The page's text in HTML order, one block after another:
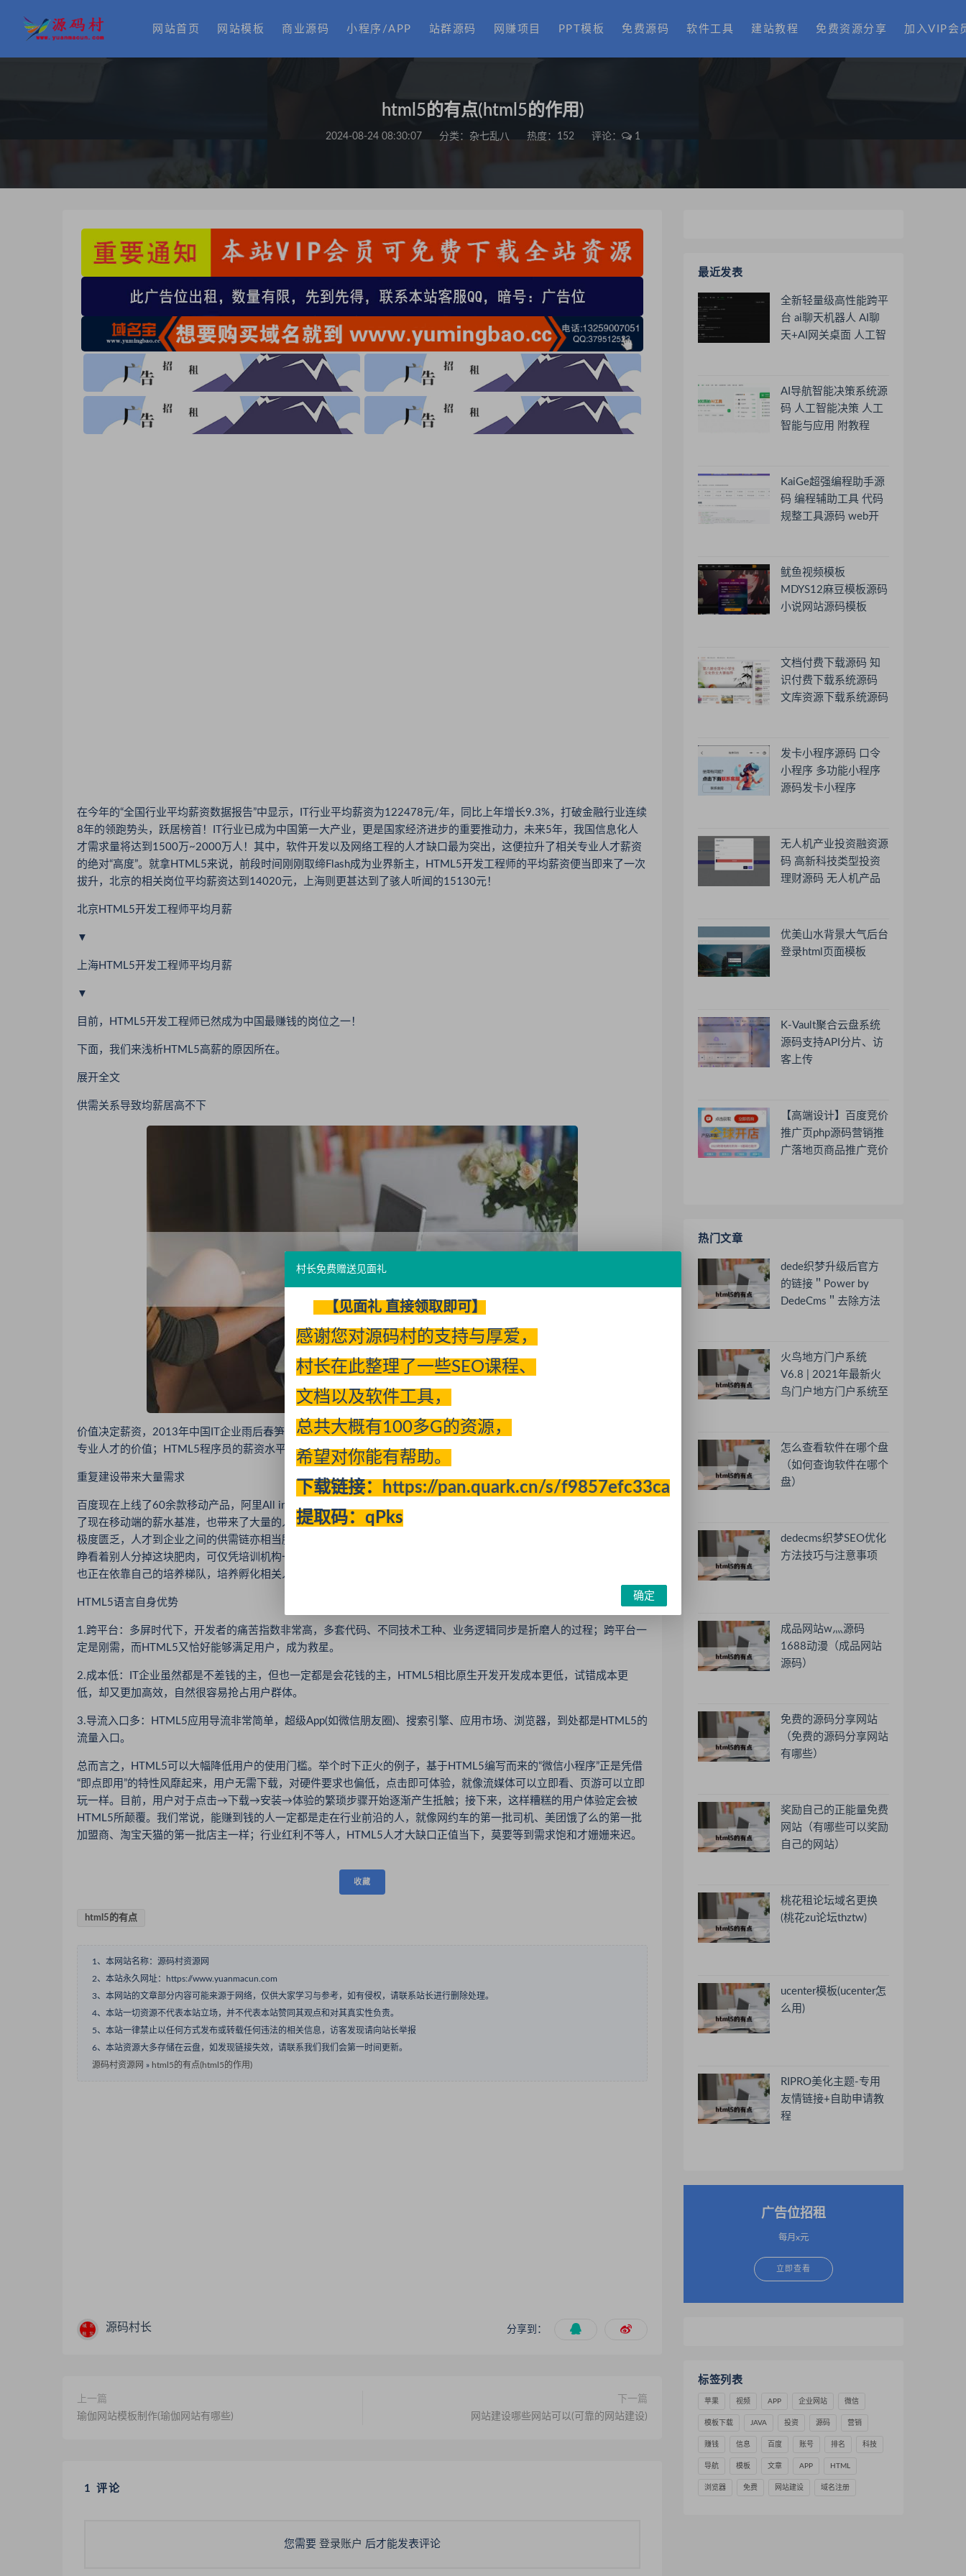
网站首页 网站模板 商业源码 小程序/APP 站群源码 网赚项目 PPT模板 免费源码 软件工具 建站教程 免费资源分享 加入VIP会
html5的有点(html5的作用)
2024-08-24 08:30:07 分类： 杂七乱八 热度：152 评论： 1
在今年的“全国行业平均薪资数据报告”中显示，IT行业平均薪资为122478元/年，同比上年增长9.3%，打破金融行业连续
8年的领跑势头，跃居榜首！IT行业已成为中国第一大产业，更是国家经济进步的重要推动力，未来5年，我国信息化人
才需求量将达到1500万~2000万人！其中，软件开发以及网络工程的人才缺口最为突出，这便拉升了相关专业人才薪资
的绝对“高度”。就拿HTML5来说，前段时间刚刚取缔Flash成为业界新主，HTML5开发工程师的平均薪资便当即来了一次
拔升，北京的相关岗位平均薪资达到14020元，上海则更甚达到了骇人听闻的15130元！
北京HTML5开发工程师平均月薪
▼
上海HTML5开发工程师平均月薪
▼
目前，HTML5开发工程师已然成为中国最赚钱的岗位之一！
下面，我们来浅析HTML5高薪的原因所在。
展开全文
供需关系导致均薪居高不下
价值决定薪资，2013年中国IT企业雨后春笋般的涌现，导致了专业人才的供不应求，激烈的人才竞争自然会显现和提升
专业人才的价值；HTML5程序员的薪资水平，自然也要遵循价值规律，居高不下也在情理之中。
重复建设带来大量需求
百度现在上线了60余款移动产品，阿里All in进入移动端，腾讯移动团队也在不断整合，BAT这4年在移动端的血拼，奠定
了现在移动端的薪水基准，也带来了大量的人才刚需！然而，当前的大学并未开设相关专业，HTML5专业人才培养方式
极度匮乏，人才到企业之间的供需链亦相当脆弱！想要成为HTML5从业者，基本只能通过培训来完成，否则就只能眼睁
睁看着别人分掉这块肥肉，可仅凭培训机构一种通道，就想满足全国专业人才供需，简直是痴人说梦！所以，腾讯现在
也正在依靠自己的培养梯队，培养孵化相关人才，而非从业内挖人转型，拆东墙补西墙。
HTML5语言自身优势
1.跨平台：多屏时代下，开发者的痛苦指数非常高，多套代码、不同技术工种、业务逻辑同步是折磨人的过程；跨平台一
定是刚需，而HTML5又恰好能够满足用户，成为救星。
2.成本低：IT企业虽然都是不差钱的主，但也一定都是会花钱的主，HTML5相比原生开发开发成本更低，试错成本更
低，却又更加高效，自然很容易抢占用户群体。
3.导流入口多：HTML5应用导流非常简单，超级App(如微信朋友圈)、搜索引擎、应用市场、浏览器，到处都是HTML5的
流量入口。
总而言之，HTML5可以大幅降低用户的使用门槛。举个时下正火的例子，基于HTML5编写而来的“微信小程序”正是凭借
“即点即用”的特性风靡起来，用户无需下载，对硬件要求也偏低，点击即可体验，就像流媒体可以立即看、页游可以立即
玩一样。目前，用户对于点击→下载→安装→体验的繁琐步骤开始逐渐产生抵触；接下来，这样糟糕的用户体验定会被
HTML5所颠覆。我们常说，能赚到钱的人一定都是走在行业前沿的人，就像网约车的第一批司机、美团饿了么的第一批
加盟商、淘宝天猫的第一批店主一样；行业红利不等人，HTML5人才大缺口正值当下，莫要等到需求饱和才姗姗来迟。
收藏
html5的有点
1、本网站名称：源码村资源网
2、本站永久网址：https://www.yuanmacun.com
3、本网站的文章部分内容可能来源于网络，仅供大家学习与参考，如有侵权，请联系站长进行删除处理。
4、本站一切资源不代表本站立场，并不代表本站赞同其观点和对其真实性负责。
5、本站一律禁止以任何方式发布或转载任何违法的相关信息，访客发现请向站长举报
6、本站资源大多存储在云盘，如发现链接失效，请联系我们我们会第一时间更新。
源码村资源网 » html5的有点(html5的作用)
源码村长 分享到：
上一篇
瑜伽网站模板制作(瑜伽网站有哪些)
下一篇
网站建设哪些网站可以(可靠的网站建设)
1 评论
您需要 登录账户 后才能发表评论
最近发表
全新轻量级高性能跨平
台 ai聊天机器人 AI聊
天+AI网关桌面 人工智
AI导航智能决策系统源
码 人工智能决策 人工
智能与应用 附教程
KaiGe超强编程助手源
码 编程辅助工具 代码
规整工具源码 web开
鱿鱼视频模板
MDYS12麻豆模板源码
小说网站源码模板
文档付费下载源码 知
识付费下载系统源码
文库资源下载系统源码
发卡小程序源码 口令
小程序 多功能小程序
源码发卡小程序
无人机产业投资融资源
码 高新科技类型投资
理财源码 无人机产品
优美山水背景大气后台
登录html页面模板
K-Vault聚合云盘系统
源码支持API分片、访
客上传
【高端设计】百度竞价
推广页php源码营销推
广落地页商品推广竞价
热门文章
dede织梦升级后官方
的链接＂Power by
DedeCms＂去除方法
火鸟地方门户系统
V6.8 | 2021年最新火
鸟门户地方门户系统至
怎么查看软件在哪个盘
（如何查询软件在哪个
盘）
dedecms织梦SEO优化
方法技巧与注意事项
成品网站w灬源码
1688动漫（成品网站
源码）
免费的源码分享网站
（免费的源码分享网站
有哪些）
奖励自己的正能量免费
网站（有哪些可以奖励
自己的网站）
桃花租论坛域名更换
(桃花zu论坛thztw)
ucenter模板(ucenter怎
么用)
RIPRO美化主题-专用
友情链接+自助申请教
程
广告位招租
每月x元
立即查看
标签列表
苹果 视频 APP 企业网站 微信
模板下载 JAVA 投资 源码 营销
赚钱 信息 百度 账号 排名 科技
导航 模板 文章 APP HTML
浏览器 免费 网站建设 域名注册
村长免费赠送见面礼
【见面礼 直接领取即可】
感谢您对源码村的支持与厚爱，
村长在此整理了一些SEO课程、
文档以及软件工具，
总共大概有100多G的资源，
希望对你能有帮助。
下载链接：
https://pan.quark.cn/s/f9857efc33ca
提取码：qPks
确定